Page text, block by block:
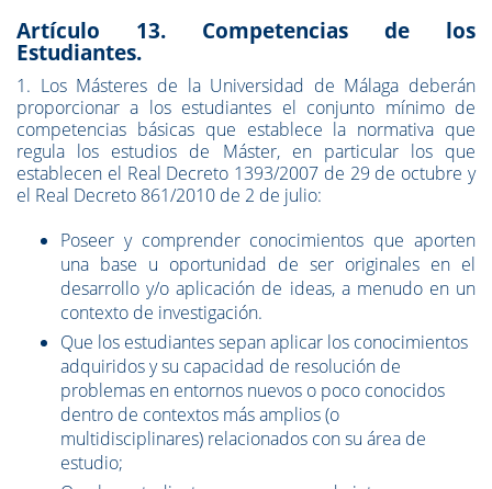
Artículo 13. Competencias de los
Estudiantes.
1. Los Másteres de la Universidad de Málaga deberán
proporcionar a los estudiantes el conjunto mínimo de
competencias básicas que establece la normativa que
regula los estudios de Máster, en particular los que
establecen el Real Decreto 1393/2007 de 29 de octubre y
el Real Decreto 861/2010 de 2 de julio:
Poseer y comprender conocimientos que aporten
una base u oportunidad de ser originales en el
desarrollo y/o aplicación de ideas, a menudo en un
contexto de investigación.
Que los estudiantes sepan aplicar los conocimientos
adquiridos y su capacidad de resolución de
problemas en entornos nuevos o poco conocidos
dentro de contextos más amplios (o
multidisciplinares) relacionados con su área de
estudio;